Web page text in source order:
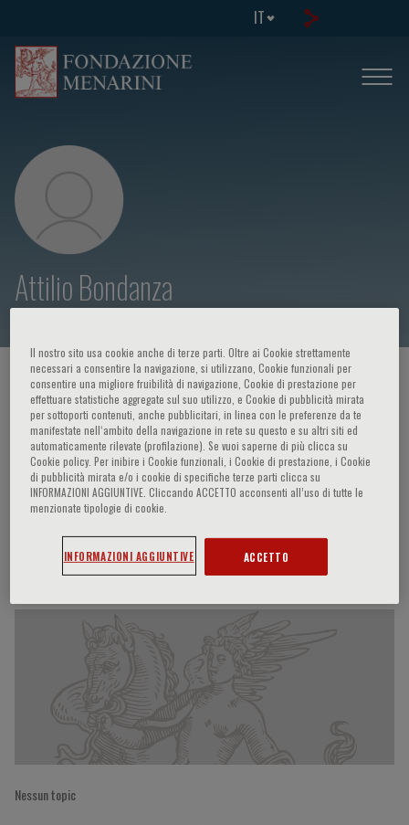
IT
Attilio Bondanza
HOME PAGE / CORSI ED EVENTI / RELATORE
Attilio Bondanza
Partecipazioni del relatore
Nessun topic
Il nostro sito usa cookie anche di terze parti. Oltre ai Cookie strettamente
necessari a consentire la navigazione, si utilizzano, Cookie funzionali per
consentire una migliore fruibilità di navigazione, Cookie di prestazione per
effettuare statistiche aggregate sul suo utilizzo, e Cookie di pubblicità mirata
per sottoporti contenuti, anche pubblicitari, in linea con le preferenze da te
manifestate nell‘ambito della navigazione in rete su questo e su altri siti ed
automaticamente rilevate (profilazione). Se vuoi saperne di più clicca su
Cookie policy. Per inibire i Cookie funzionali, i Cookie di prestazione, i Cookie
di pubblicità mirata e/o i cookie di specifiche terze parti clicca su
INFORMAZIONI AGGIUNTIVE. Cliccando ACCETTO acconsenti all’uso di tutte le
menzionate tipologie di cookie.
INFORMAZIONI AGGIUNTIVE ACCETTO